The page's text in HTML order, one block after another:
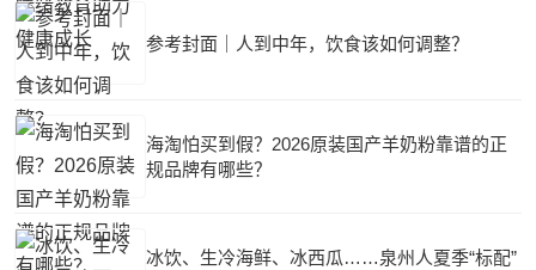
参考封面｜人到中年，饮食该如何调整？
海淘怕买到假？2026原装国产羊奶粉靠谱的正
规品牌有哪些？
冰饮、生冷海鲜、冰西瓜……泉州人夏季“标配”